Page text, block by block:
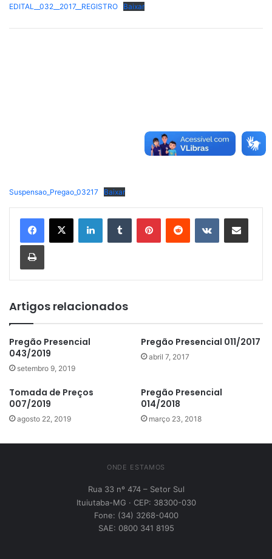
EDITAL__032__2017__REGISTRO Baixar
Suspensao_Pregao_03217 Baixar
LinkedinTumblr PinterestReddit VK Compartilhar via e-mail
Imprimir
Artigos relacionados
Pregão Presencial
043/2019
setembro 9, 2019
Pregão Presencial 011/2017
abril 7, 2017
Tomada de Preços
007/2019
agosto 22, 2019
Pregão Presencial
014/2018
março 23, 2018
ONDE ESTAMOS
Rua 33 nº 474 – Setor Sul
Ituiutaba-MG · CEP: 38300-030
Fone: (34) 3268-0400
SAE: 0800 341 8195